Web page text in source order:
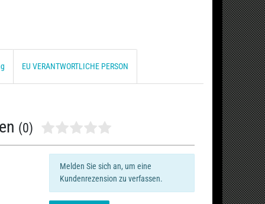
EU VERANTWORTLICHE PERSON
(0)
Melden Sie sich an, um eine
Kundenrezension zu verfassen.